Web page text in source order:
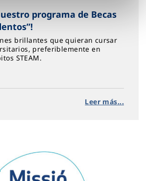
programa de Becas
brillantes que quieran cursar
preferiblemente en
STEAM.
Leer más...